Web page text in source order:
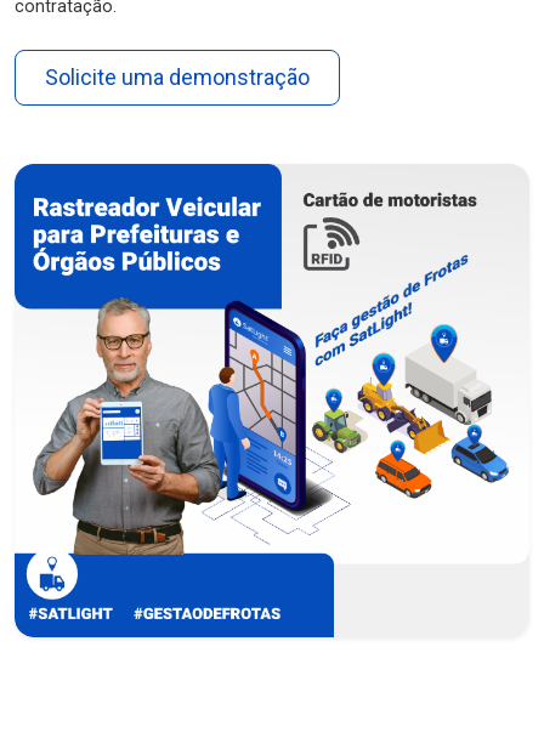
contratação.
Solicite uma demonstração